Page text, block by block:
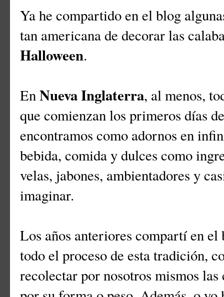
Ya he compartido en el blog
tan americana de decorar las
Halloween.
EnNueva Inglaterra, al menos,
que comienzan los primeros días
encontramos como adornos en
bebida, comida y dulces como
velas, jabones, ambientadores y
imaginar.
Los años anteriores compartí en el
todo el proceso de esta tradición,
recolectar por nosotros mismos las